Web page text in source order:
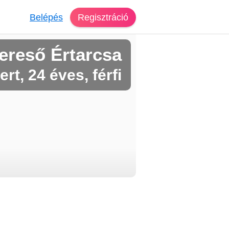
Belépés Regisztráció
Értarcsa
24 éves, férfi